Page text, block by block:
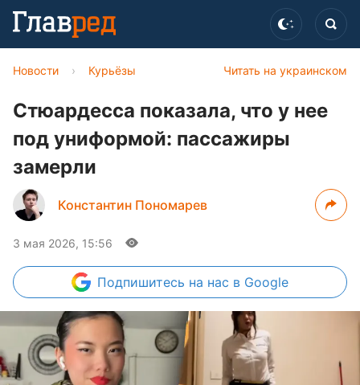
Читать на украинском
Новости › Курьёзы
Стюардесса показала, что у нее
под униформой: пассажиры
замерли
Константин Пономарев
3 мая 2026, 15:56
Подпишитесь на нас в Google